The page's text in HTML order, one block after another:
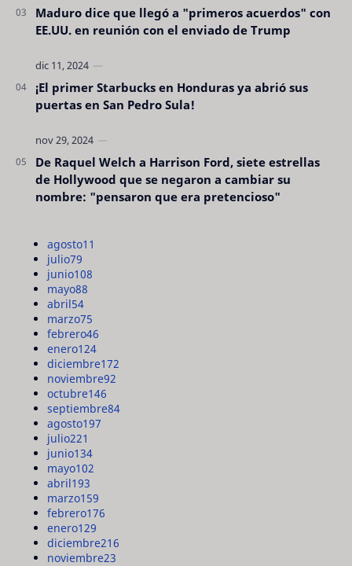
Maduro dice que llegó a "primeros acuerdos" con
EE.UU. en reunión con el enviado de Trump
¡El primer Starbucks en Honduras ya abrió sus
puertas en San Pedro Sula!
De Raquel Welch a Harrison Ford, siete estrellas
de Hollywood que se negaron a cambiar su
nombre: "pensaron que era pretencioso"
agosto11
julio79
junio108
mayo88
abril54
marzo75
febrero46
enero124
diciembre172
noviembre92
octubre146
septiembre84
agosto197
julio221
junio134
mayo102
abril193
marzo159
febrero176
enero129
diciembre216
noviembre23